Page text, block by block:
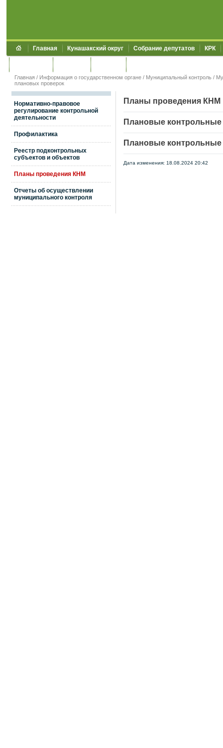
Главная Кунашакский округ Собрание депутатов КРК
Главная / Информация о государственном органе / Муниципальный контроль /
плановых проверок
Нормативно-правовое
регулирование контрольной
деятельности
Профилактика
Реестр подконтрольных
субъектов и объектов
Планы проведения КНМ
Отчеты об осуществлении
муниципального контроля
Планы проведения КНМ
Плановые контрольные
Плановые контрольные
Дата изменения: 18.08.2024 20:42